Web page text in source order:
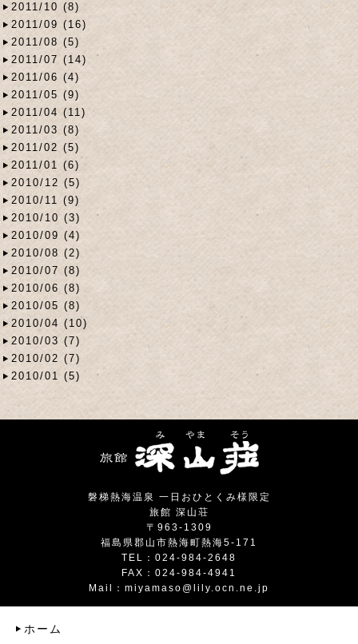
2011/10 (8)
2011/09 (16)
2011/08 (5)
2011/07 (14)
2011/06 (4)
2011/05 (9)
2011/04 (11)
2011/03 (8)
2011/02 (5)
2011/01 (6)
2010/12 (5)
2010/11 (9)
2010/10 (3)
2010/09 (4)
2010/08 (2)
2010/07 (8)
2010/06 (8)
2010/05 (8)
2010/04 (10)
2010/03 (7)
2010/02 (7)
2010/01 (5)
磐梯熱海温泉 一日おひとくみ様限定
旅館 深山荘
〒963-1309
福島県郡山市熱海町熱海5-171
TEL：024-984-2648
FAX：024-984-4941
Mail： miyamaso@lily.ocn.ne.jp
ホーム